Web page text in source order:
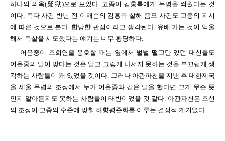
하나의 의옥(疑獄)으로 보았다. 고종이 김홍륙에게 누명을 씌웠다는 것
이다. 독다 사건 반년 전 이재순의 김홍륙 살해 음모 사건도 고종의 지시
에 따른 것으로 본다. 합당한 관점이라고 생각된다. 유배 가는 것이 억울
해서 독살을 시도했다는 얘기는 너무 황당하다.
어윤중이 조희연을 옹호할 때는 옆에서 벌벌 떨고만 있던 대신들도
어윤중의 말이 맞다는 것은 알고 그렇게 나서지 못하는 것을 부끄럽게 생
각하는 사람들이 꽤 있었을 것이다. 그러나 아관파천을 지낸 후 대한제국
을 세울 무렵의 조정에서 누가 어윤중과 같은 말을 했다면 그게 무슨 뜻
인지 알아듣지도 못하는 사람들이 태반이었을 것 같다. 아관파천은 조선
의 조정이 고종의 수준에 맞춰 하향평준화를 이루는 결정적 계기였다.